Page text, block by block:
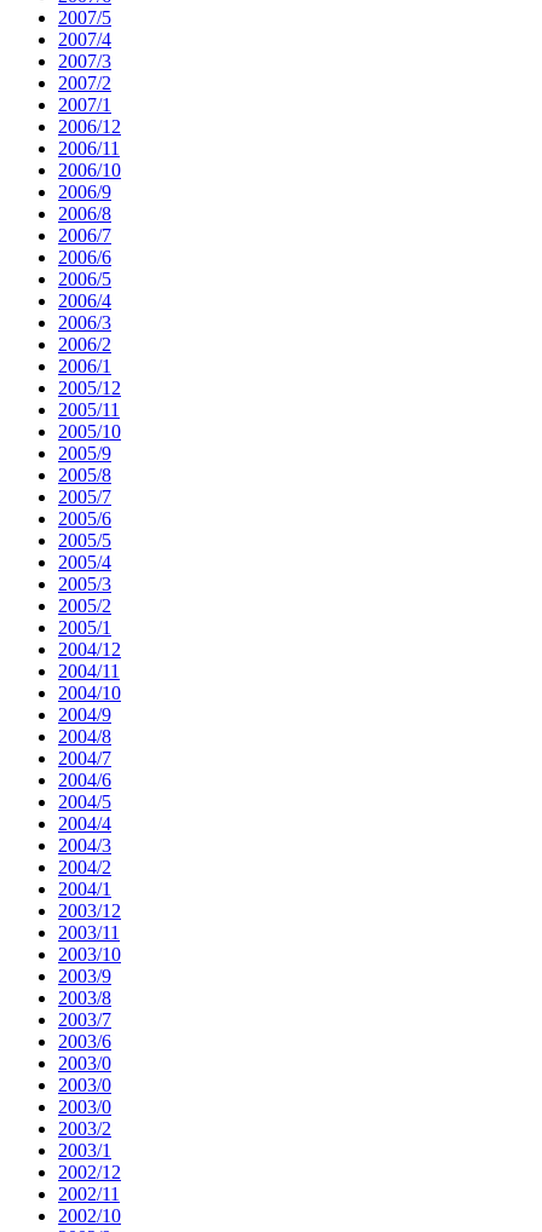
2007/5
2007/4
2007/3
2007/2
2007/1
2006/12
2006/11
2006/10
2006/9
2006/8
2006/7
2006/6
2006/5
2006/4
2006/3
2006/2
2006/1
2005/12
2005/11
2005/10
2005/9
2005/8
2005/7
2005/6
2005/5
2005/4
2005/3
2005/2
2005/1
2004/12
2004/11
2004/10
2004/9
2004/8
2004/7
2004/6
2004/5
2004/4
2004/3
2004/2
2004/1
2003/12
2003/11
2003/10
2003/9
2003/8
2003/7
2003/6
2003/0
2003/0
2003/0
2003/2
2003/1
2002/12
2002/11
2002/10